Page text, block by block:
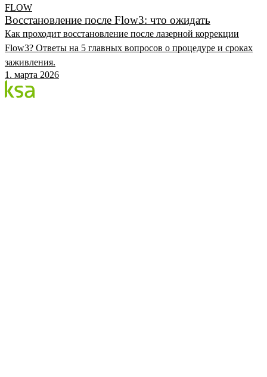
FLOW
Восстановление после Flow3: что ожидать
Как проходит восстановление после лазерной коррекции
Flow3? Ответы на 5 главных вопросов о процедуре и сроках
заживления.
1. марта 2026